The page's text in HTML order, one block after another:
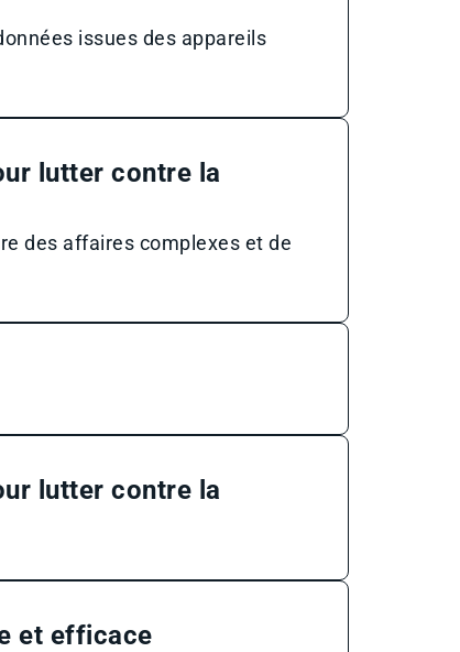
issues des appareils
lutter contre la
des affaires complexes et de
lutter contre la
et efficace